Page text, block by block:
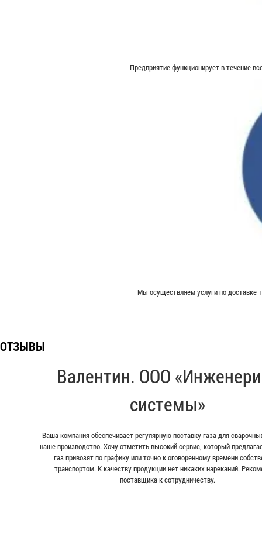
Предприятие функционирует в течение
Мы осуществляем услуги по доставке
ОТЗЫВЫ
Валентин. ООО
системы»
Ваша компания обеспечивает регулярную поставку газа для
наше производство. Хочу отметить высокий сервис, который
газ привозят по графику или точно к оговоренному времени
транспортом. К качеству продукции нет никаких нареканий.
поставщика к сотрудничеству.